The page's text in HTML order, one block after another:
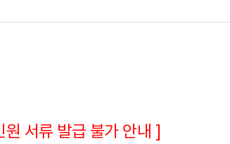
서류 발급 불가 안내 ]